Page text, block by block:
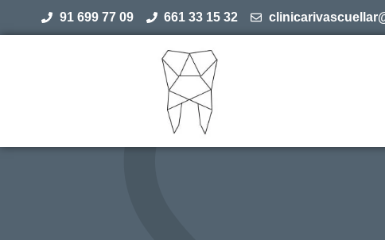
91 699 77 09 661 33 15 32